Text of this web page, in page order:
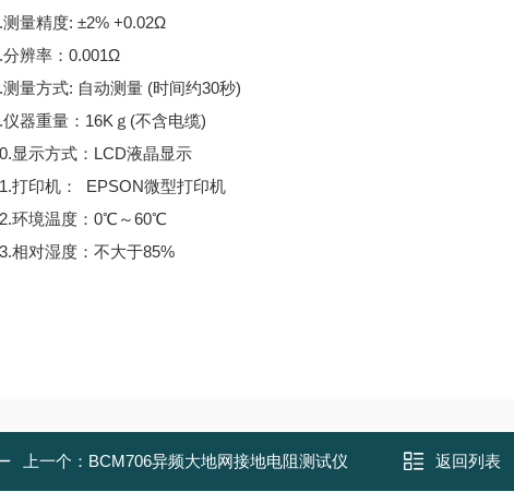
测量精度: ±2% +0.02Ω
分辨率：0.001Ω
测量方式: 自动测量 (时间约30秒)
仪器重量：16Kｇ(不含电缆)
显示方式：LCD液晶显示
打印机： EPSON微型打印机
环境温度：0℃～60℃
相对湿度：不大于85%
上一个： BCM706异频大地网接地电阻测试仪 返回列表